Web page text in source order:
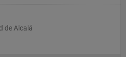
de Alcalá